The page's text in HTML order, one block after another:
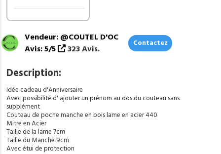
Vendeur: @COUTEL D'OC
Avis: 5/5
323 Avis.
Contactez
Description:
Idée cadeau d'Anniversaire
Avec possibilité d' ajouter un prénom au dos du couteau sans
supplément
Couteau de poche manche en bois lame en acier 440
Mitre en Acier
Taille de la lame 7cm
Taille du Manche 9cm
Avec étui de protection